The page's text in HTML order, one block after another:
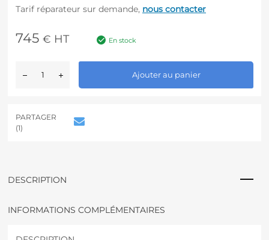
Tarif réparateur sur demande, nous contacter
745 € HT En stock
Ajouter au panier
PARTAGER
(1)
DESCRIPTION
INFORMATIONS COMPLÉMENTAIRES